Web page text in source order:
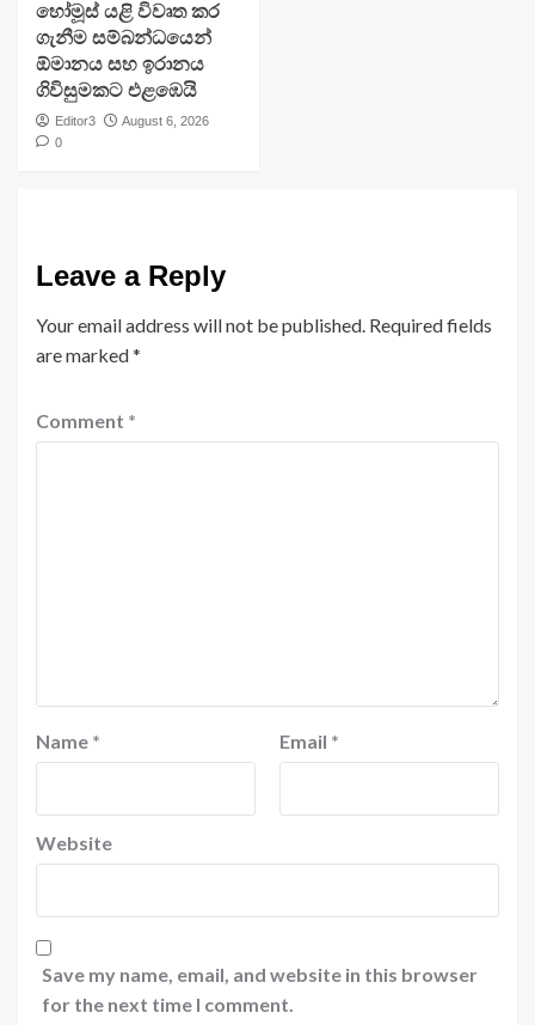
හෝමූස් යළි විවෘත කර
ගැනීම සම්බන්ධයෙන්
ඕමානය සහ ඉරානය
ගිවිසුමකට එළඹෙයි
Editor3
August 6, 2026
0
Leave a Reply
Your email address will not be published. Required fields
are marked*
Comment *
Name * Email *
Website
Save my name, email, and website in this browser
for the next time I comment.